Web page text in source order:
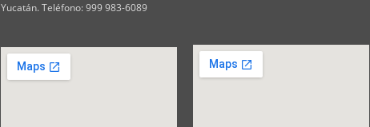
Yucatán. Teléfono: 999 983-6089